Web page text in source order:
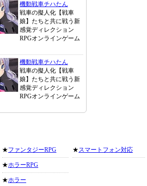
機動戦車チハたん
戦車の擬人化【戦車
娘】たちと共に戦う新
感覚ディレクション
RPGオンラインゲーム
機動戦車チハたん
戦車の擬人化【戦車
娘】たちと共に戦う新
感覚ディレクション
RPGオンラインゲーム
★ファンタジーRPG
★ホラーRPG
★ホラー
★スマートフォン対応